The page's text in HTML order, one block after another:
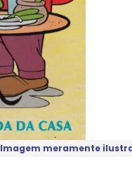
Imagem meramente